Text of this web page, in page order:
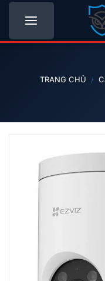
Bỏ
nội
TRANG CHỦ /